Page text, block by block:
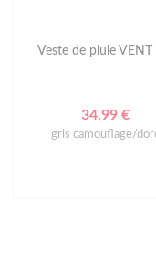
Veste de pluie VENT
34.99 €
gris camouflage/